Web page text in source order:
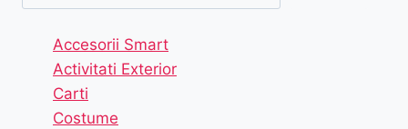
Accesorii Smart
Activitati Exterior
Carti
Costume